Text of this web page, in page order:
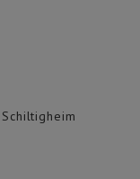
Schiltigheim